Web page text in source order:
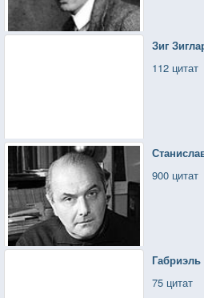
Зиг
112 цитат
900 цитат
75 цитат